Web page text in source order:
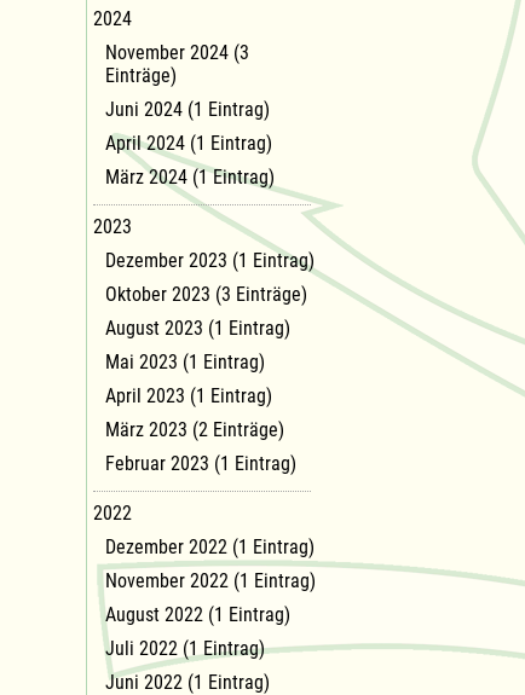
2024
November 2024 (3
Einträge)
Juni 2024 (1 Eintrag)
April 2024 (1 Eintrag)
März 2024 (1 Eintrag)
2023
Dezember 2023 (1 Eintrag)
Oktober 2023 (3 Einträge)
August 2023 (1 Eintrag)
Mai 2023 (1 Eintrag)
April 2023 (1 Eintrag)
März 2023 (2 Einträge)
Februar 2023 (1 Eintrag)
2022
Dezember 2022 (1 Eintrag)
November 2022 (1 Eintrag)
August 2022 (1 Eintrag)
Juli 2022 (1 Eintrag)
Juni 2022 (1 Eintrag)